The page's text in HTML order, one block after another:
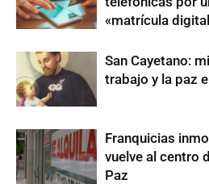
«matrícula
San Cayetano:
trabajo y la paz
Franquicias
vuelve al centro
Paz